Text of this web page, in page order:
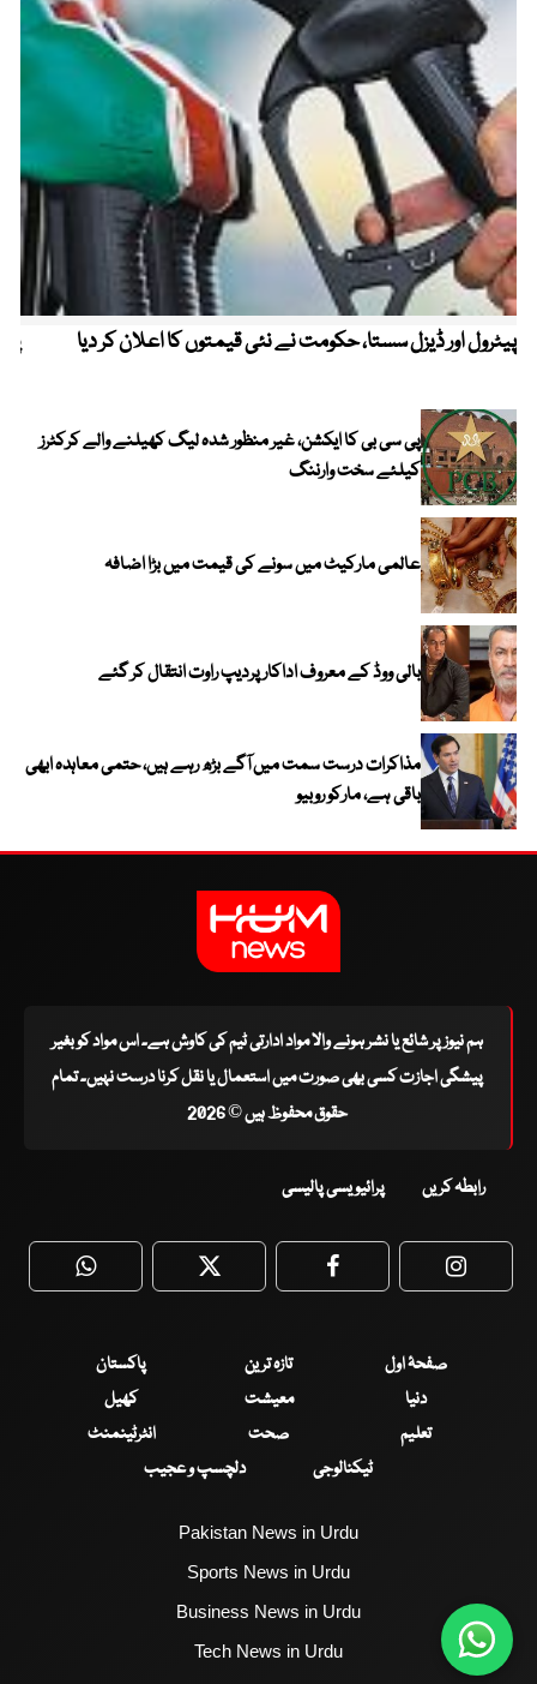
پیٹرول اور ڈیزل سستا، حکومت نے نئی قیمتوں کا اعلان کر دیا
پی سی بی کا ایکشن، غیر منظور شدہ لیگ کھیلنے والے کرکٹرز
کیلئے سخت وارننگ
عالمی مارکیٹ میں سونے کی قیمت میں بڑا اضافہ
بالی ووڈ کے معروف اداکار پردیپ راوت انتقال کر گئے
مذاکرات درست سمت میں آگے بڑھ رہے ہیں، حتمی معاہدہ ابھی
باقی ہے، مارکو روبیو
ہم نیوز پر شائع یا نشر ہونے والا مواد ادارتی ٹیم کی کاوش ہے۔ اس مواد کو بغیر
پیشگی اجازت کسی بھی صورت میں استعمال یا نقل کرنا درست نہیں۔ تمام
حقوق محفوظ ہیں © 2026
رابطہ کریں پرائیویسی پالیسی
WhatsApp Twitter Facebook
صفحۂ اول تازہ ترین
پاکستان
دنیا
معیشت
کھیل
تعلیم
صحت
انٹرٹینمنٹ
ٹیکنالوجی
دلچسپ و عجیب
Pakistan News in Urdu
Sports News in Urdu
Business News in Urdu
Tech News in Urdu